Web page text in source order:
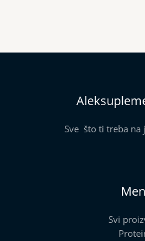
Sve što ti treba na
Svi